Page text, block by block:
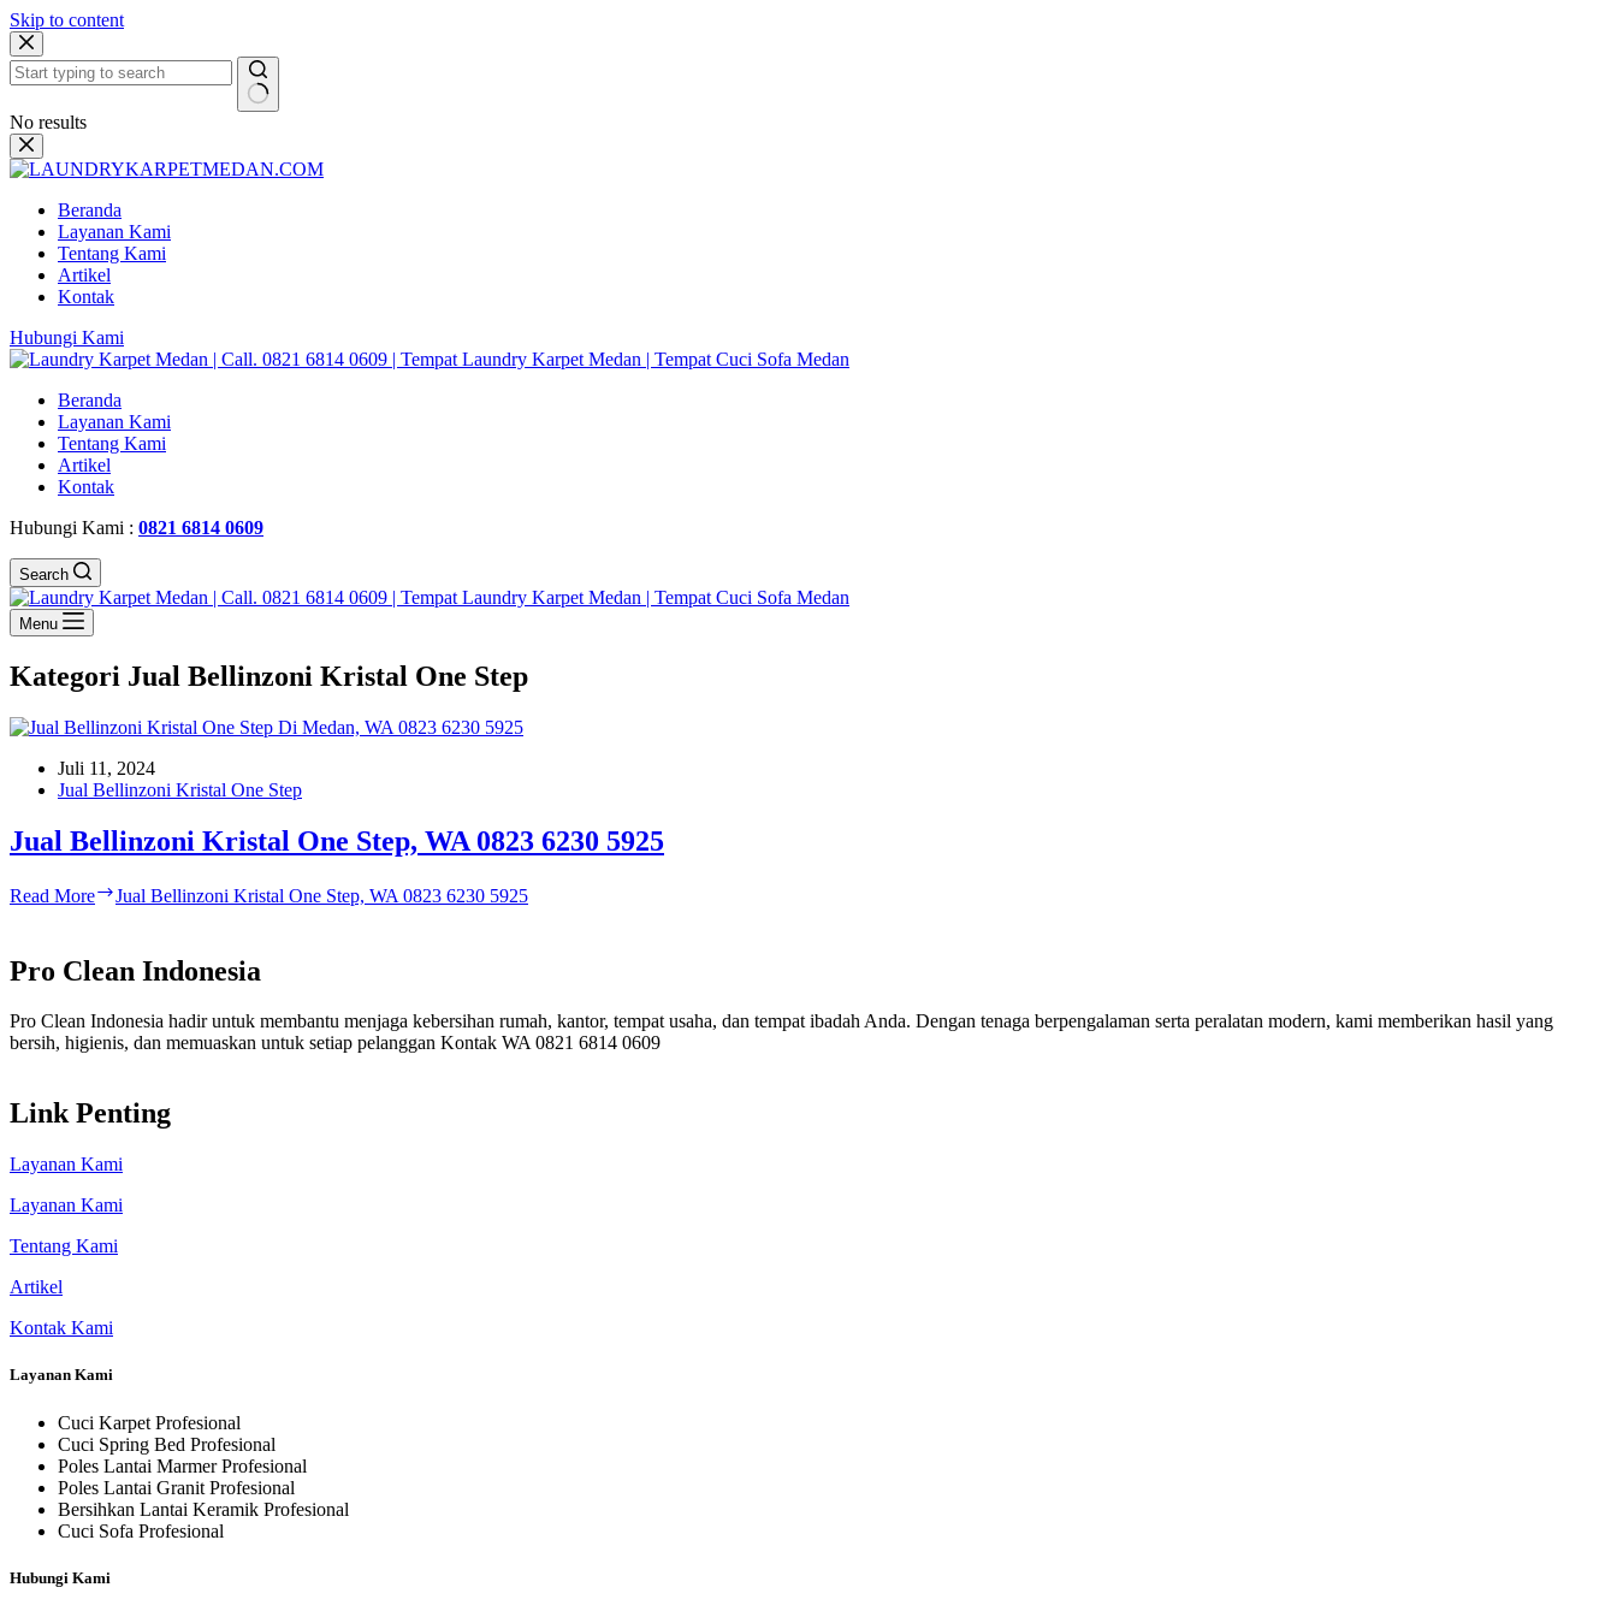
Skip to content
No results
Beranda
Layanan Kami
Tentang Kami
Artikel
Kontak
Hubungi Kami
Beranda
Layanan Kami
Tentang Kami
Artikel
Kontak
Hubungi Kami : 0821 6814 0609
Search
Menu
Kategori Jual Bellinzoni Kristal One Step
Juli 11, 2024
Jual Bellinzoni Kristal One Step
Jual Bellinzoni Kristal One Step, WA 0823 6230 5925
Read More Jual Bellinzoni Kristal One Step, WA 0823 6230 5925
Pro Clean Indonesia
Pro Clean Indonesia hadir untuk membantu menjaga kebersihan rumah, kantor, tempat usaha, dan tempat ibadah Anda. Dengan tenaga berpengalaman serta peralatan modern, kami memberikan hasil yang
bersih, higienis, dan memuaskan untuk setiap pelanggan Kontak WA 0821 6814 0609
Link Penting
Layanan Kami
Layanan Kami
Tentang Kami
Artikel
Kontak Kami
Layanan Kami
Cuci Karpet Profesional
Cuci Spring Bed Profesional
Poles Lantai Marmer Profesional
Poles Lantai Granit Profesional
Bersihkan Lantai Keramik Profesional
Cuci Sofa Profesional
Hubungi Kami